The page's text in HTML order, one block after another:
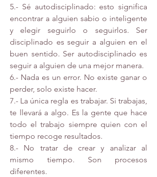
5.- Sé autodisciplinado: esto significa
encontrar a alguien sabio o inteligente
y elegir seguirlo o seguirlos. Ser
disciplinado es seguir a alguien en el
buen sentido. Ser autodisciplinado es
seguir a alguien de una mejor manera.
6.- Nada es un error. No existe ganar o
perder, solo existe hacer.
7.- La única regla es trabajar. Si trabajas,
te llevará a algo. Es la gente que hace
todo el trabajo siempre quien con el
tiempo recoge resultados.
8.- No tratar de crear y analizar al
mismo tiempo. Son procesos
diferentes.